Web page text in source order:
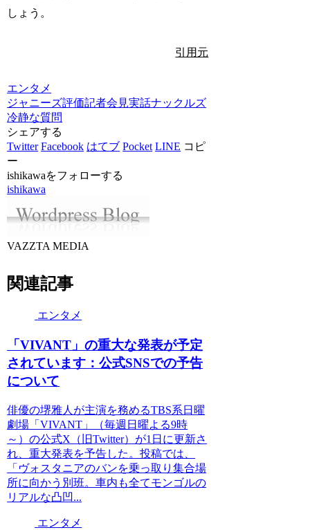
しょう。
引用元
エンタメ
ジャニーズ評価記者会見実話ナックルズ
冷静な質問
シェアする
Twitter Facebook はてブ Pocket LINE コピ
ー
ishikawaをフォローする
ishikawa
VAZZTA MEDIA
関連記事
エンタメ
「VIVANT」の重大な発表が予定
されています：公式SNSでの予告
について
俳優の堺雅人が主演を務めるTBS系日曜
劇場「VIVANT」（毎週日曜よる9時
～）の公式X（旧Twitter）が1日に更新さ
れ、重大発表を予告した。投稿では、
「ヴォスタニアのバンを乗っ取り集合場
所に向かう別班。車内も全てモンゴルの
リアルな凸凹...
エンタメ